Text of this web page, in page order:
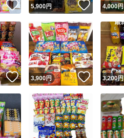
いいね！
5,900円 いいね！
4,000円
いいね！
3,900円 いいね！
3,200円